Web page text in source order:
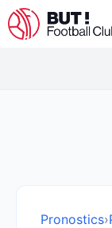
Aller
au
Pronostics›